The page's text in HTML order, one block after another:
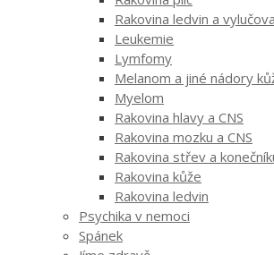
Rakovina ledvin a
Leukemie
Lymfomy
Melanom a jiné nádory
Myelom
Rakovina hlavy a CNS
Rakovina mozku a CNS
Rakovina střev a
Rakovina kůže
Rakovina ledvin
Psychika v nemoci
Spánek